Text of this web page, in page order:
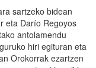
sartzeko bidean
eta Darío Regoyos
antolamendu
hiri egituran eta
Orokorrak ezartzen